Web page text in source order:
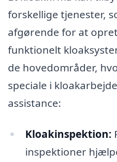
forskellige tjenester,
afgørende for at
funktionelt
de hovedområder,
speciale i
assistance:
Kloakinspektion:
inspektioner